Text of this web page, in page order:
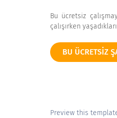
Bu ücretsiz
çalışırken
BU ÜCRETSIZ
Preview this